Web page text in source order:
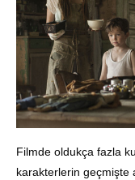
Filmde oldukça fazla
karakterlerin geçmişte